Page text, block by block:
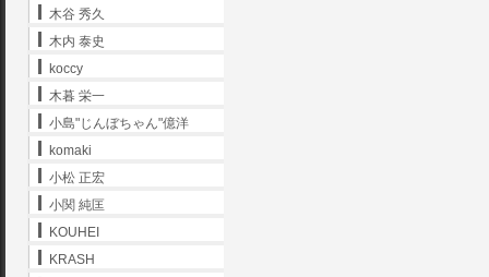
木谷 秀久
木内 泰史
koccy
木暮 栄一
小島"じんぼちゃん"億洋
komaki
小松 正宏
小関 純匡
KOUHEI
KRASH